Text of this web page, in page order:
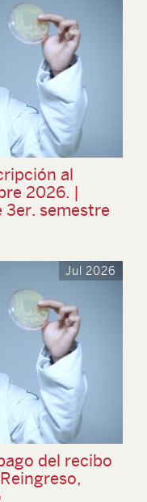
al
2026. |
3er. semestre
Jul 2026
del recibo